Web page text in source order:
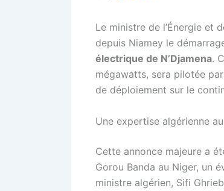
Le ministre de l’Énergie et
depuis Niamey le
électrique de N’Djamena.
mégawatts, sera pilotée
de déploiement sur le
Une expertise algérienne
Cette annonce majeure a
Gorou Banda au Niger, un
ministre algérien, Sifi